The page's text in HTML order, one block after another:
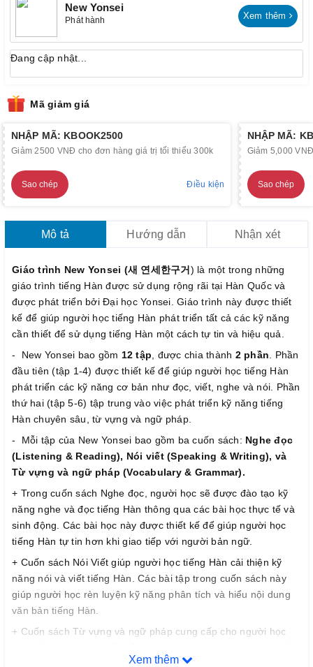
New Yonsei
Phát hành Xem thêm
Đang cập nhật...
Mã giảm giá
NHẬP MÃ: KBOOK2500
Giảm 2500 VNĐ cho đơn hàng giá trị tối thiểu 300k
Sao chép Điều kiện
NHẬP MÃ:
Giảm 5,000
Sao chép
Mô tả Hướng dẫn Nhận xét
Giáo trình New Yonsei (새 연세한구거) là một trong những
giáo trình tiếng Hàn được sử dụng rộng rãi tại Hàn Quốc và
được phát triển bởi Đại học Yonsei. Giáo trình này được thiết
kế để giúp người học tiếng Hàn phát triển tất cả các kỹ năng
cần thiết để sử dụng tiếng Hàn một cách tự tin và hiệu quả.
- New Yonsei bao gồm 12 tập , được chia thành 2 phần . Phần
đầu tiên (tập 1-4) được thiết kế để giúp người học tiếng Hàn
phát triển các kỹ năng cơ bản như đọc, viết, nghe và nói. Phần
thứ hai (tập 5-6) tập trung vào việc phát triển kỹ năng tiếng
Hàn chuyên sâu, từ vựng và ngữ pháp.
- Mỗi tập của New Yonsei bao gồm ba cuốn sách: Nghe đọc
(Listening & Reading), Nói viết (Speaking & Writing), và
Từ vựng và ngữ pháp (Vocabulary & Grammar).
+ Trong cuốn sách Nghe đọc, người học sẽ được đào tạo kỹ
năng nghe và đọc tiếng Hàn thông qua các bài học thực tế và
sinh động. Các bài học này được thiết kế để giúp người học
tiếng Hàn tự tin hơn khi giao tiếp với người bản ngữ.
+ Cuốn sách Nói Viết giúp người học tiếng Hàn cải thiện kỹ
năng nói và viết tiếng Hàn. Các bài tập trong cuốn sách này
giúp người học rèn luyện kỹ năng phân tích và hiểu nội dung
văn bản tiếng Hàn.
+ Cuốn sách Từ vựng và ngữ pháp cung cấp cho người học
trúc ngữ pháp tiếng Hàn. Các bài tập trong cuốn sách này giúp
Xem thêm